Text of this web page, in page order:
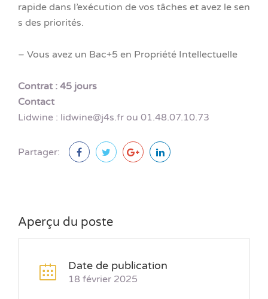
rapide dans l’exécution de vos tâches et avez le sen
s des priorités.
– Vous avez un Bac+5 en Propriété Intellectuelle
Contrat : 45 jours
Contact
Lidwine : lidwine@j4s.fr ou 01.48.07.10.73
Partager:
Aperçu du poste
Date de publication
18 février 2025